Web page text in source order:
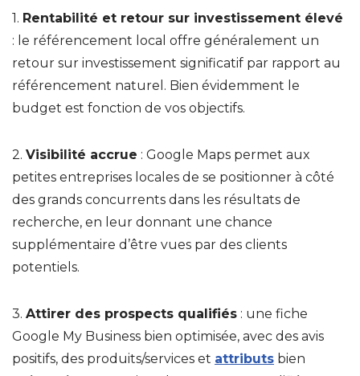
1. Rentabilité et retour sur investissement élevé
: le référencement local offre généralement un
retour sur investissement significatif par rapport au
référencement naturel. Bien évidemment le
budget est fonction de vos objectifs.
2. Visibilité accrue : Google Maps permet aux
petites entreprises locales de se positionner à côté
des grands concurrents dans les résultats de
recherche, en leur donnant une chance
supplémentaire d’être vues par des clients
potentiels.
3. Attirer des prospects qualifiés : une fiche
Google My Business bien optimisée, avec des avis
positifs, des produits/services et attributs bien